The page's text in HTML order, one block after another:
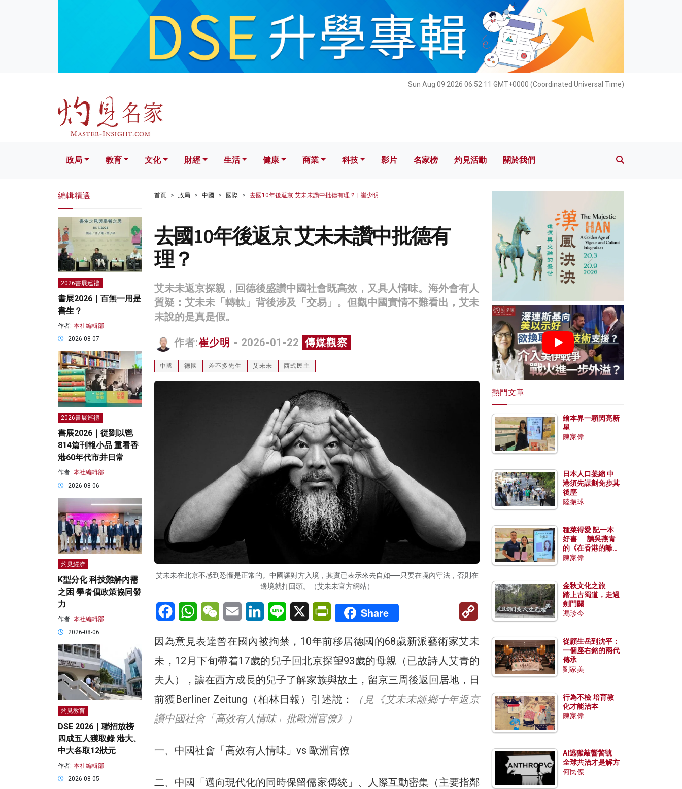
Sun Aug 09 2026 06:52:13 GMT+0000 (Coordinated Universal Time)
文化 財經 生活 健康 科技 影片 名家榜 灼見活動 關於我們
政局 教育 文化 財經 生活 健康 商業 科技 影片 名家榜 灼見活動 關於我們
首頁 政局 中國 國際 去國10年後返京 艾未未讚中批德有理？ | 崔少明
去國10年後返京 艾未未讚中批德有
理？
艾未未返京探親，回德後盛讚中國社會既高效，又具人情味。海外會有人
質疑：艾未未「轉軚」背後涉及「交易」。但觀中國實情不難看出，艾未
未說的是真是假。
作者:崔少明 - 2026-01-22 傳媒觀察
中國 德國 差不多先生 艾未未 西式民主
艾未未在北京不感到恐懼是正常的。中國讓對方入境，其實已表示來去自如──只要在境內守法，否則在
邊境就打回頭。（艾未未官方網站）
FacebookWhatsAppWeChatEmail LinkedInLine X PrintFriendly
Share
Copy
因為意見表達曾在國內被拘禁，10年前移居德國的68歲新派藝術家艾未
未，12月下旬帶着17歲的兒子回北京探望93歲的母親（已故詩人艾青的
夫人），讓在西方成長的兒子了解家族與故土，留京三周後返回居地，日
前獲Berliner Zeitung（柏林日報）引述說：
（見 《艾未未離鄉十年返京
讚中國社會「高效有人情味」批歐洲官僚》 ）
一、中國社會「高效有人情味」vs 歐洲官僚
二、中國「邁向現代化的同時保留儒家傳統」、人際互動密集（主要指鄰
編輯精選
2026書展巡禮
書展2026｜百無一用是
書生？
作者: 本社編輯部
2026-08-07
2026書展巡禮
書展2026｜從劉以鬯
814篇刊報小品 重看香
港60年代市井日常
作者: 本社編輯部
2026-08-06
灼見經濟
K型分化 科技難解內需
之困 學者倡政策協同發
力
作者: 本社編輯部
2026-08-06
灼見教育
DSE 2026｜聯招放榜
四成五人獲取錄 港大、
中大各取12狀元
作者: 本社編輯部
2026-08-05
熱門文章
繪本界一顆閃亮新
星
陳家偉
日本人口萎縮 中
港須先謀劃免步其
後塵
陸振球
種菜得愛 記一本
好書──讀吳燕青
的《在香港的離島
種菜》
陳家偉
金秋文化之旅──
踏上古蜀道，走過
劍門關
馮珍今
從顧生岳到沈平：
一個座右銘的兩代
傳承
劉家美
行為不檢 培育教
化才能治本
陳家偉
AI逃獄敲響警號
全球共治才是解方
何民傑